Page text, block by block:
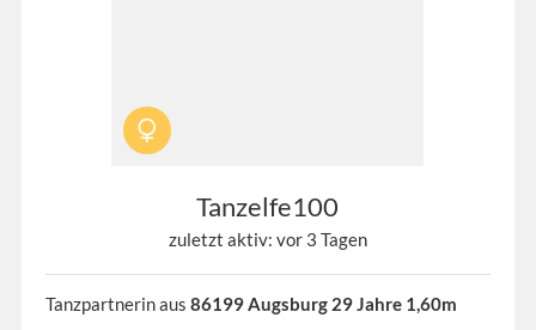
Tanzelfe100
zuletzt aktiv: vor 3 Tagen
Tanzpartnerin aus 86199 Augsburg 29 Jahre 1,60m